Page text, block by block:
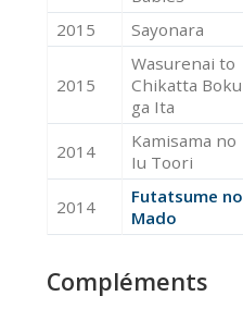
2015 Sayonara
2015
Wasurenai to
Chikatta Boku
ga Ita
2014
Kamisama no
Iu Toori
2014
Futatsume no
Mado
Compléments